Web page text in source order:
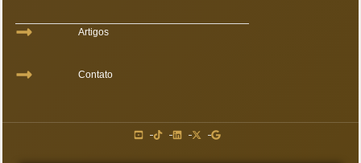
Artigos
Contato